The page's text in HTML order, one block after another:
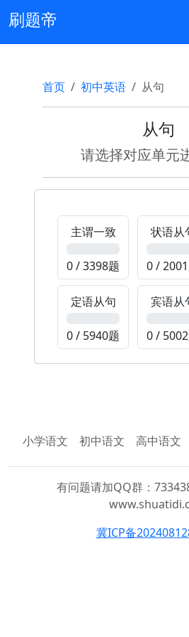
刷题帝
首页 初中英语 从句
从句
请选择对应单元
主谓一致
0 / 3398题
状语从
0 /
定语从句
0 / 5940题
宾语从
0 /
小学语文 初中语文 高中语文
有问题请加QQ群：
冀ICP备